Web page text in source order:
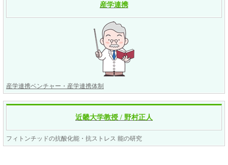
産学連携
産学連携ベンチャー・産学連携体制
近畿大学教授 / 野村正人
フィトンチッドの抗酸化能・抗ストレス 能の研究